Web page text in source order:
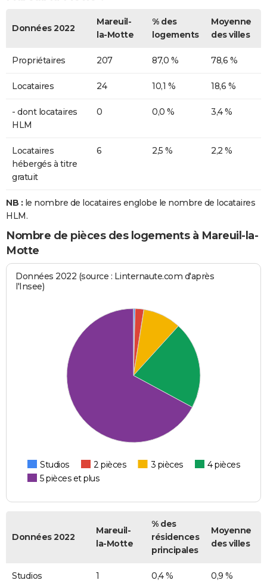
Données 2022
Mareuil-
la-Motte
% des
logements
Moyenne
des villes
Propriétaires 207 87,0 % 78,6 %
Locataires 24 10,1 % 18,6 %
- dont locataires
HLM
0 0,0 % 3,4 %
Locataires
hébergés à titre
gratuit
6 2,5 % 2,2 %
NB : le nombre de locataires englobe le nombre de locataires
HLM.
Nombre de pièces des logements à Mareuil-la-
Motte
Données 2022 (source : Linternaute.com d'après
l'Insee)
Studios 2 pièces 3 pièces
4 pièces
5 pièces et plus
Données 2022
Mareuil-
la-Motte
% des
résidences
principales
Moyenne
des villes
Studios 1 0,4 % 0,9 %